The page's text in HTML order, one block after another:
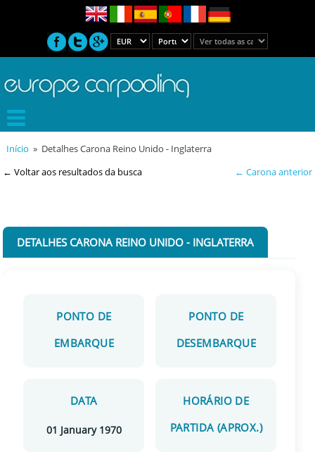
Início » Detalhes Carona Reino Unido - Inglaterra
← Voltar aos resultados da busca
← Carona anterior
DETALHES CARONA REINO UNIDO - INGLATERRA
PONTO DE
EMBARQUE
PONTO DE
DESEMBARQUE
DATA
01 January 1970
HORÁRIO DE
PARTIDA (APROX.)